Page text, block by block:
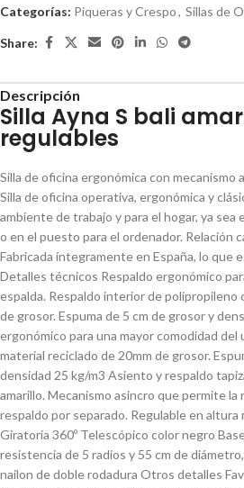
Categorías: Piqueras y Crespo, Sillas de
Share:
Descripción
Silla Ayna S bali
regulables
Silla de oficina ergonómica con mecanismo
Silla de oficina operativa, ergonómica y
ambiente de trabajo y para el hogar, ya sea
o en el puesto para el ordenador. Relación
Fabricada íntegramente en España, lo que
Detalles técnicos Respaldo ergonómico
espalda. Respaldo interior de polipropileno
de grosor. Espuma de 5 cm de grosor y
ergonómico para una mayor comodidad
material reciclado de 20mm de grosor.
densidad 25 kg/m3 Asiento y respaldo
amarillo. Mecanismo asincro que permite
respaldo por separado. Regulable en altura
Giratoria 360º Telescópico color negro
resistencia de 5 radios y 55 cm de
nailon de doble rodadura Otros detalles